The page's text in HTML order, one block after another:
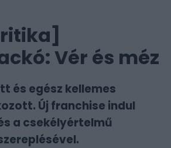
Vér és méz
és egész kellemes
Új franchise indul
a csekélyértelmű